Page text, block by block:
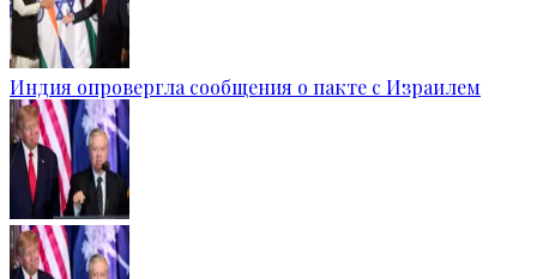
Индия опровергла сообщения о пакте с Израилем